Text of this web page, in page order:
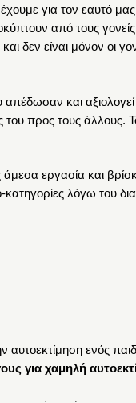
για τον εαυτό
από τους
δεν είναι μόνον οι
και
του προς τους άλλους.
εργασία και
λόγω του
αυτοεκτίμηση ενός
για χαμηλή